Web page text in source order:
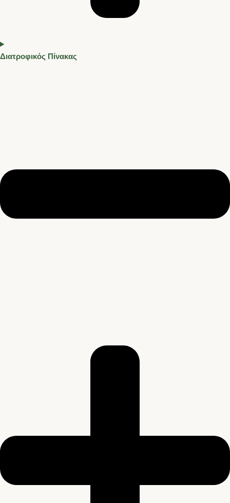
Διατροφικός Πίνακας